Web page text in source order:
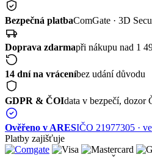
Bezpečná platbaComGate · 3D
Doprava zdarmapři nákupu nad 1
14 dní na vráceníbez udání důvodu
GDPR & ČOIdata v bezpečí, dozor
Ověřeno v ARESIČO 21977305 ·
Platby zajišťuje